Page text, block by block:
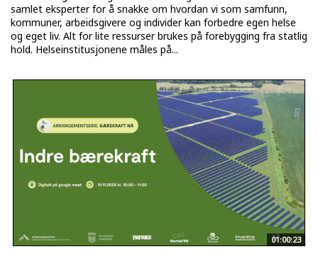
samlet eksperter for å snakke om hvordan vi som samfunn,
kommuner, arbeidsgivere og individer kan forbedre egen helse
og eget liv. Alt for lite ressurser brukes på forebygging fra statlig
hold. Helseinstitusjonene måles på...
01:00:23